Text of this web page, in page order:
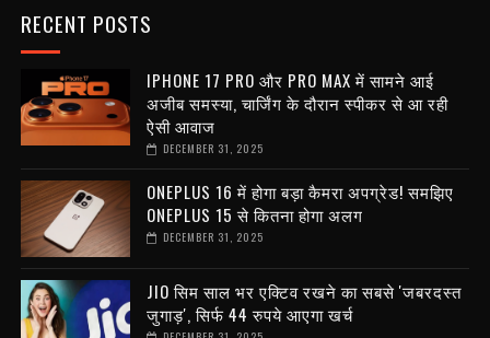
RECENT POSTS
IPHONE 17 PRO और PRO MAX में सामने आई
अजीब समस्या, चार्जिंग के दौरान स्पीकर से आ रही
ऐसी आवाज
DECEMBER 31, 2025
ONEPLUS 16 में होगा बड़ा कैमरा अपग्रेड! समझिए
ONEPLUS 15 से कितना होगा अलग
DECEMBER 31, 2025
JIO सिम साल भर एक्टिव रखने का सबसे 'जबरदस्त
जुगाड़', सिर्फ 44 रुपये आएगा खर्च